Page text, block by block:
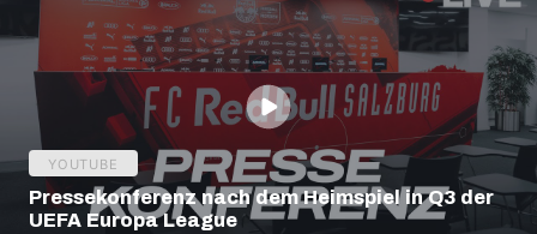
YOUTUBE
Pressekonferenz nach dem Heimspiel in Q3 der
UEFA Europa League